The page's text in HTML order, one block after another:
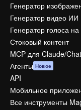
Генератор
Генератор видео ИИ
Генератор голоса
Стоковый контент
MCP для Claude/
Агенты Новое
API
Мобильное
Все инструменты